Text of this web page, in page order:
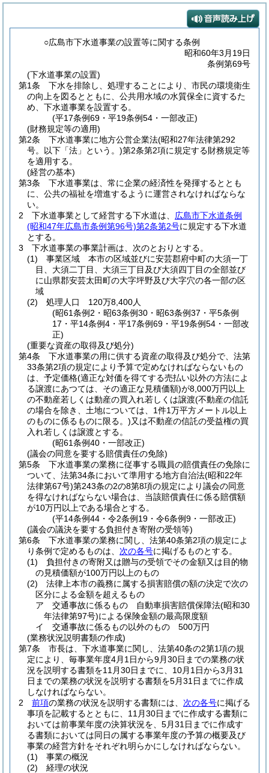
○広島市下水道事業の設置等に関する条例
昭和60年3月19日
条例第69号
(下水道事業の設置)
第1条
下水を排除し、処理することにより、市民の環境衛生
の向上を図るとともに、公共用水域の水質保全に資するた
め、下水道事業を設置する。
(平17条例69・平19条例54・一部改正)
(財務規定等の適用)
第2条
下水道事業に地方公営企業法(昭和27年法律第292
号。以下「法」という。)第2条第2項に規定する財務規定等
を適用する。
(経営の基本)
第3条
下水道事業は、常に企業の経済性を発揮するととも
に、公共の福祉を増進するように運営されなければならな
い。
2
下水道事業として経営する下水道は、 広島市下水道条例
(昭和47年広島市条例第96号)第2条第2号に規定する下水道
とする。
3
下水道事業の事業計画は、次のとおりとする。
(1)
事業区域 本市の区域並びに安芸郡府中町の大須一丁
目、大須二丁目、大須三丁目及び大須四丁目の全部並び
に山県郡安芸太田町の大字坪野及び大字穴の各一部の区
域
(2)
処理人口 120万8,400人
(昭61条例2・昭63条例30・昭63条例37・平5条例
17・平14条例4・平17条例69・平19条例54・一部改
正)
(重要な資産の取得及び処分)
第4条
下水道事業の用に供する資産の取得及び処分で、法第
33条第2項の規定により予算で定めなければならないもの
は、予定価格(適正な対価を得てする売払い以外の方法によ
る譲渡にあつては、その適正な見積価額)が8,000万円以上
の不動産若しくは動産の買入れ若しくは譲渡(不動産の信託
の場合を除き、土地については、1件1万平方メートル以上
のものに係るものに限る。)又は不動産の信託の受益権の買
入れ若しくは譲渡とする。
(昭61条例40・一部改正)
(議会の同意を要する賠償責任の免除)
第5条
下水道事業の業務に従事する職員の賠償責任の免除に
ついて、法第34条において準用する地方自治法(昭和22年
法律第67号)第243条の2の8第8項の規定により議会の同意
を得なければならない場合は、当該賠償責任に係る賠償額
が10万円以上である場合とする。
(平14条例44・令2条例19・令6条例9・一部改正)
(議会の議決を要する負担付き寄附の受領等)
第6条
下水道事業の業務に関し、法第40条第2項の規定によ
り条例で定めるものは、 次の各号に掲げるものとする。
(1)
負担付きの寄附又は贈与の受領でその金額又は目的物
の見積価額が100万円以上のもの
(2)
法律上本市の義務に属する損害賠償の額の決定で次の
区分による金額を超えるもの
ア
交通事故に係るもの 自動車損害賠償保障法(昭和30
年法律第97号)による保険金額の最高限度額
イ
交通事故に係るもの以外のもの 500万円
(業務状況説明書類の作成)
第7条
市長は、下水道事業に関し、法第40条の2第1項の規
定により、毎事業年度4月1日から9月30日までの業務の状
況を説明する書類を11月30日までに、10月1日から3月31
日までの業務の状況を説明する書類を5月31日までに作成
しなければならない。
2
前項の業務の状況を説明する書類には、 次の各号に掲げる
事項を記載するとともに、11月30日までに作成する書類に
おいては前事業年度の決算状況を、5月31日までに作成す
る書類においては同日の属する事業年度の予算の概要及び
事業の経営方針をそれぞれ明らかにしなければならない。
(1)
事業の概況
(2)
経理の状況